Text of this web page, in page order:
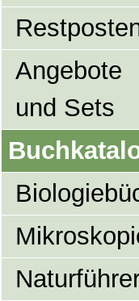
Angebote
und Sets